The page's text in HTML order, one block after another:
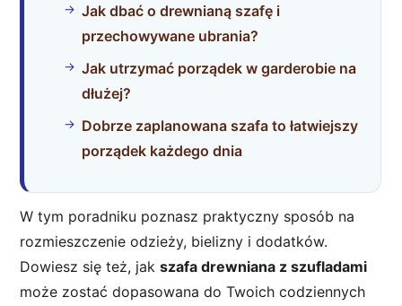
Jak dbać o drewnianą szafę i
przechowywane ubrania?
Jak utrzymać porządek w garderobie na
dłużej?
Dobrze zaplanowana szafa to łatwiejszy
porządek każdego dnia
W tym poradniku poznasz praktyczny sposób na
rozmieszczenie odzieży, bielizny i dodatków.
Dowiesz się też, jakszafa drewniana z szufladami
może zostać dopasowana do Twoich codziennych